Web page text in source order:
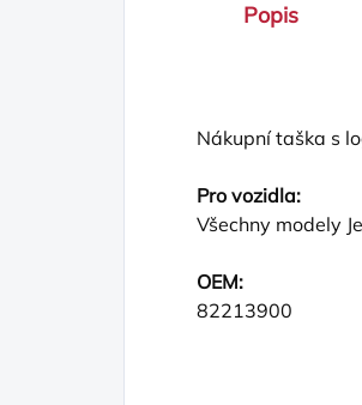
Popis
Nákupní taška s
Pro vozidla:
Všechny modely
OEM:
82213900